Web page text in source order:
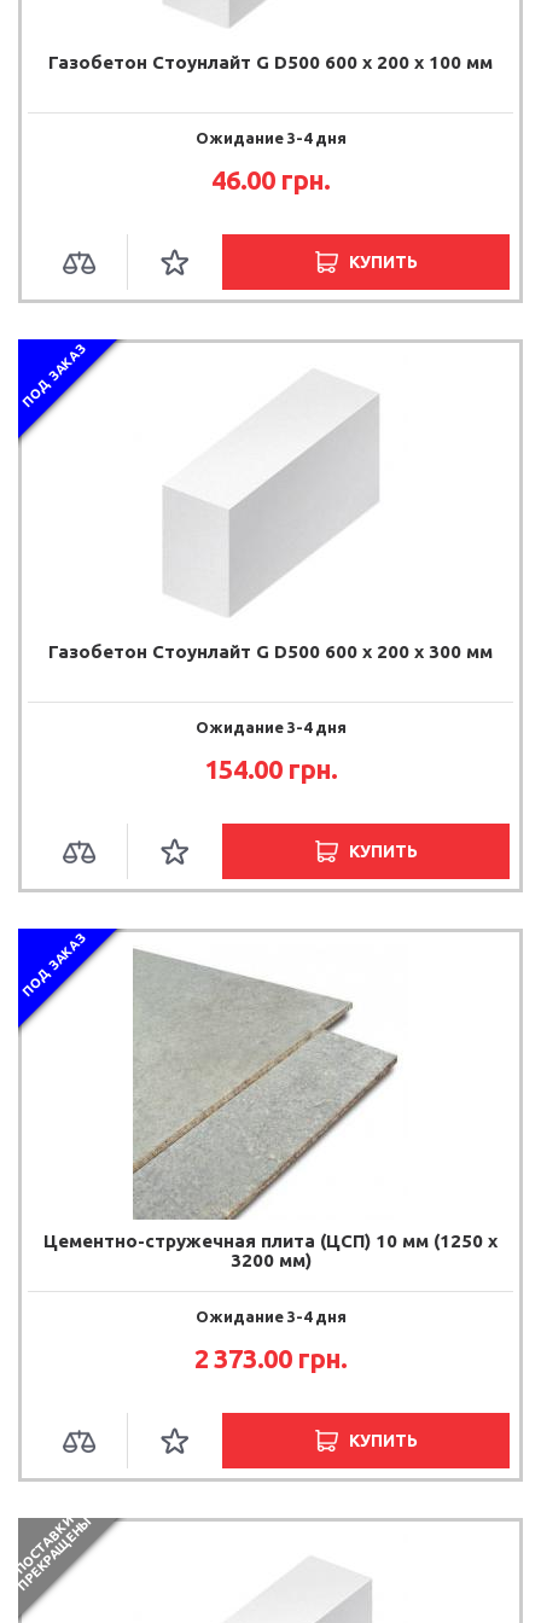
Газобетон Стоунлайт G D500 600 x 200 x 100 мм
Ожидание 3-4 дня
46.00 грн.
КУПИТЬ
ПОД ЗАКАЗ
Газобетон Стоунлайт G D500 600 x 200 x 300 мм
Ожидание 3-4 дня
154.00 грн.
КУПИТЬ
ПОД ЗАКАЗ
Цементно-стружечная плита (ЦСП) 10 мм (1250 х
3200 мм)
Ожидание 3-4 дня
2 373.00 грн.
КУПИТЬ
П
О
С
Т
А
В
К
И
П
Р
Е
К
Р
А
Щ
Е
Н
Ы